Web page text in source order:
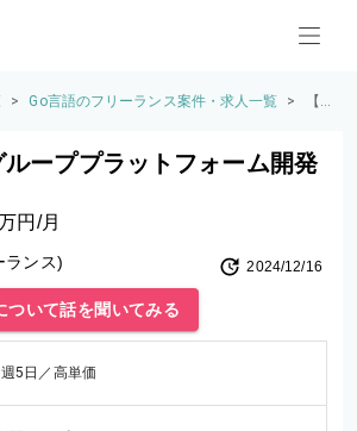
> Go言語のフリーランス案件・求人一覧 >
【G
済
プ
ト
ー
ループプラットフォーム開発
円/月
ランス) 2024/12/16
ついて話を聞いてみる
週5日／高単価